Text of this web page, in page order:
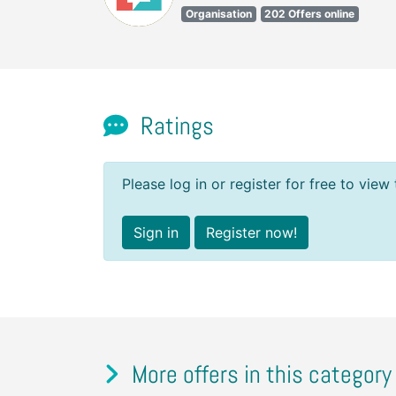
Organisation 202 Offers online
Ratings
Please log in or register for free to view
Sign in Register now!
More offers in this category